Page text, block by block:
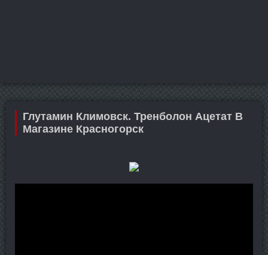
Глутамин Климовск. Тренболон Ацетат В
Магазине Красногорск